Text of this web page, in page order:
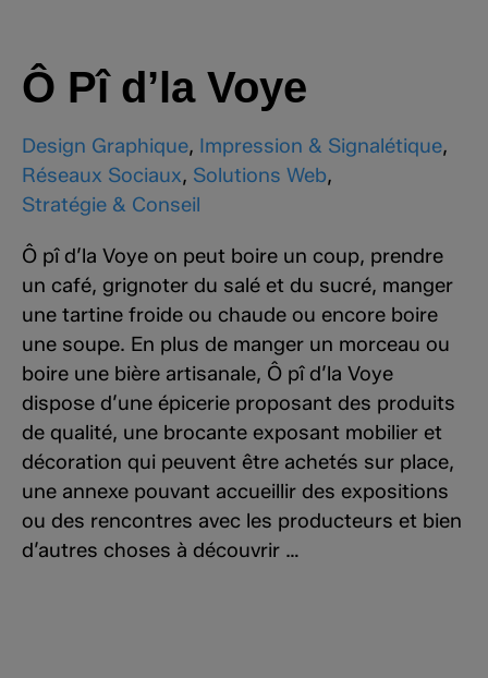
Ô Pî d’la Voye
Design Graphique, Impression & Signalétique,
Réseaux Sociaux, Solutions Web,
Stratégie & Conseil
Ô pî d’la Voye on peut boire un coup, prendre
un café, grignoter du salé et du sucré, manger
une tartine froide ou chaude ou encore boire
une soupe. En plus de manger un morceau ou
boire une bière artisanale, Ô pî d’la Voye
dispose d’une épicerie proposant des produits
de qualité, une brocante exposant mobilier et
décoration qui peuvent être achetés sur place,
une annexe pouvant accueillir des expositions
ou des rencontres avec les producteurs et bien
d’autres choses à découvrir …